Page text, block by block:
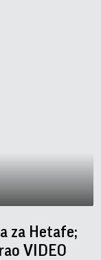
za Hetafe;
VIDEO